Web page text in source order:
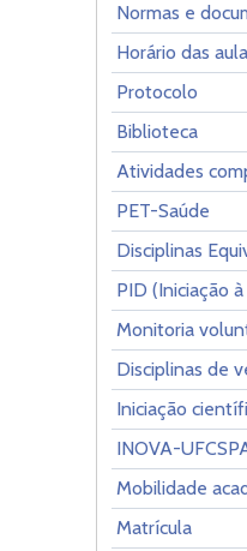
Normas e
Horário das
Protocolo
Biblioteca
Atividades
PET-Saúde
Disciplinas
PID (Iniciação
Monitoria
Disciplinas de
Iniciação
INOVA-
Mobilidade
Matrícula